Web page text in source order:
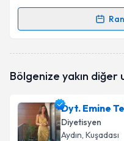
Randevu
oluşturun. Size bu
E-posta Adresiniz
Bölgenize yakın diğer
Dyt. Emine
Diyetisyen
Aydın, Kuşadası